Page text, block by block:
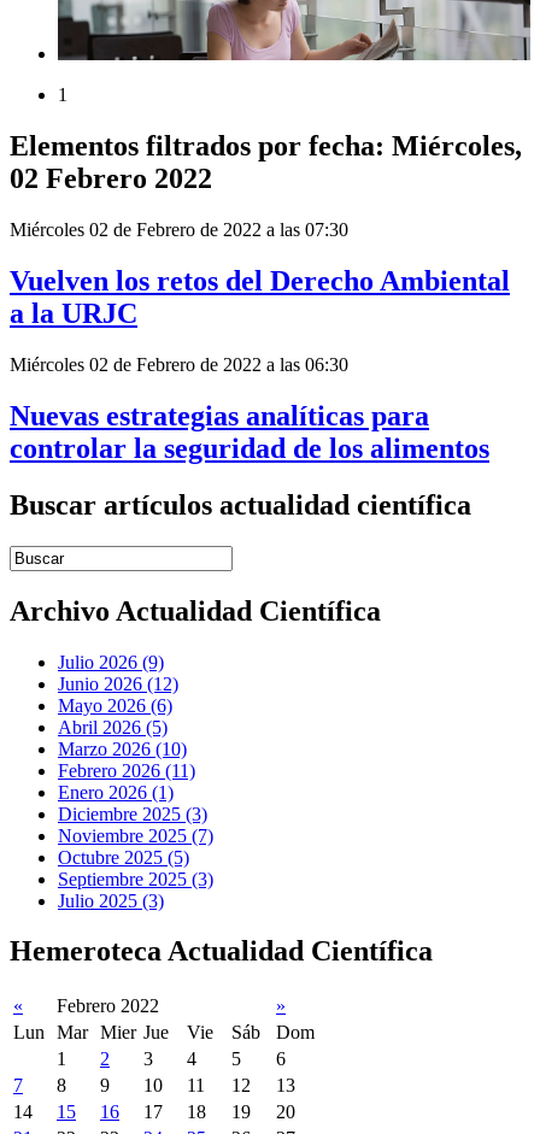
1
Elementos filtrados por fecha: Miércoles,
02 Febrero 2022
Miércoles 02 de Febrero de 2022 a las 07:30
Vuelven los retos del Derecho Ambiental
a la URJC
Miércoles 02 de Febrero de 2022 a las 06:30
Nuevas estrategias analíticas para
controlar la seguridad de los alimentos
Buscar artículos actualidad científica
Introduce términos de búsqueda
Archivo Actualidad Científica
Julio 2026 (9)
Junio 2026 (12)
Mayo 2026 (6)
Abril 2026 (5)
Marzo 2026 (10)
Febrero 2026 (11)
Enero 2026 (1)
Diciembre 2025 (3)
Noviembre 2025 (7)
Octubre 2025 (5)
Septiembre 2025 (3)
Julio 2025 (3)
Hemeroteca Actualidad Científica
« Febrero 2022
»
Lun
Mar Mier Jue Vie Sáb
Dom
1
2 3 4 5
6
7
8 9 10 11 12
13
14
15 16 17 18 19
20